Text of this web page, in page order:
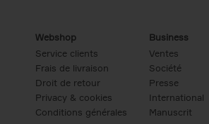
Webshop
Service clients
Frais de livraison
Droit de retour
Privacy & cookies
Conditions générales
Business
Ventes
Société
Presse
International
Manuscrit